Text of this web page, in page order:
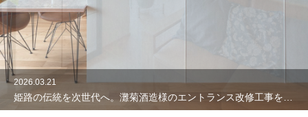
2026.03.21
姫路の伝統を次世代へ。灘菊酒造様のエントランス改修工事を行いました！